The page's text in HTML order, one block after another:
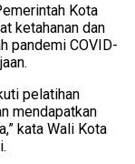
Kota
ketahanan dan
pandemi COVID-
pelatihan
mendapatkan
kata Wali Kota